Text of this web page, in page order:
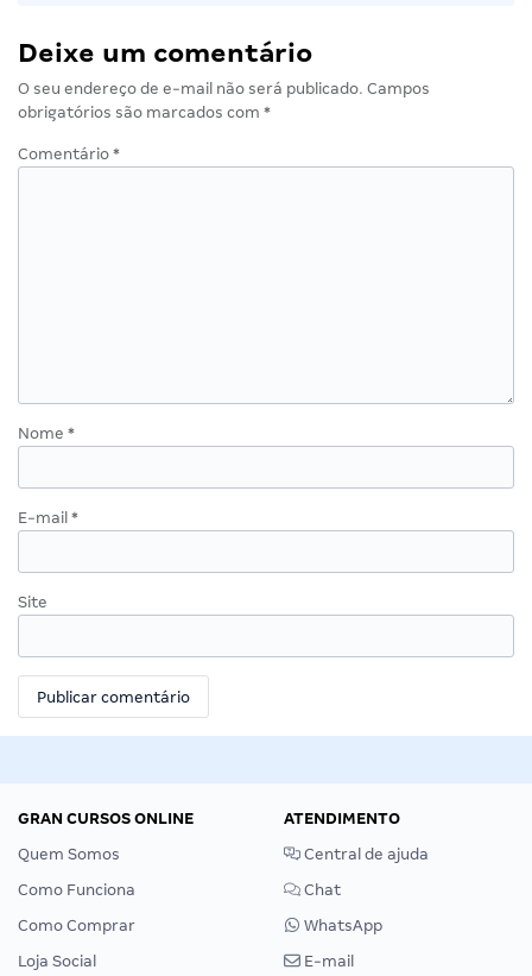
Deixe um comentário
O seu endereço de e-mail não será publicado. Campos
obrigatórios são marcados com *
Comentário *
Nome *
E-mail *
Site
GRAN CURSOS ONLINE
Quem Somos
Como Funciona
Como Comprar
Loja Social
ATENDIMENTO
Central de ajuda
Chat
WhatsApp
E-mail